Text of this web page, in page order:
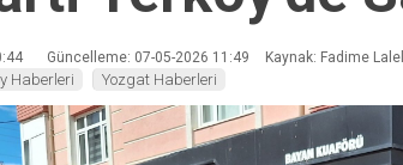
Güncelleme: 07-05-2026 11:49 Kaynak: Fadime
Haberleri Yozgat Haberleri